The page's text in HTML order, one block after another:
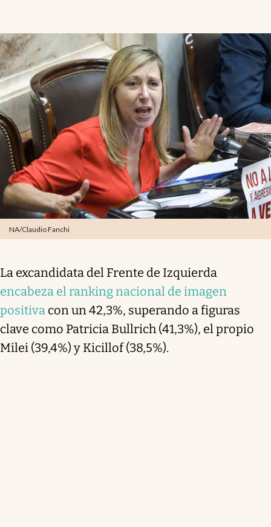
NA/Claudio Fanchi
La excandidata del Frente de Izquierda
encabeza el ranking nacional de imagen
positiva con un 42,3%, superando a figuras
clave como Patricia Bullrich (41,3%), el propio
Milei (39,4%) y Kicillof (38,5%).